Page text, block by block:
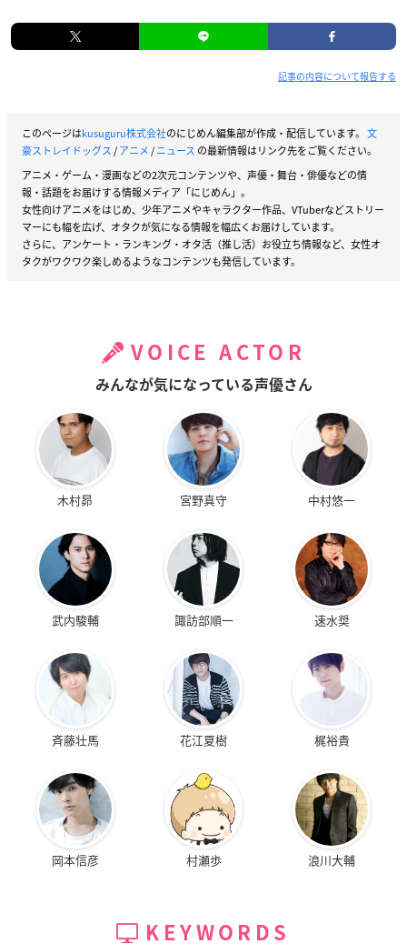
記事の内容について報告する
このページはkusuguru株式会社のにじめん編集部が作成・配信しています。 文
豪ストレイドッグス/アニメ/ニュース の最新情報はリンク先をご覧ください。
アニメ・ゲーム・漫画などの2次元コンテンツや、声優・舞台・俳優などの情
報・話題をお届けする情報メディア「にじめん」。
女性向けアニメをはじめ、少年アニメやキャラクター作品、VTuberなどストリー
マーにも幅を広げ、オタクが気になる情報を幅広くお届けしています。
さらに、アンケート・ランキング・オタ活（推し活）お役立ち情報など、女性オ
タクがワクワク楽しめるようなコンテンツも発信しています。
VOICE ACTOR
みんなが気になっている声優さん
木村昴 宮野真守 中村悠一
武内駿輔 諏訪部順一 速水奨
斉藤壮馬 花江夏樹 梶裕貴
岡本信彦 村瀬歩 浪川大輔
KEYWORDS